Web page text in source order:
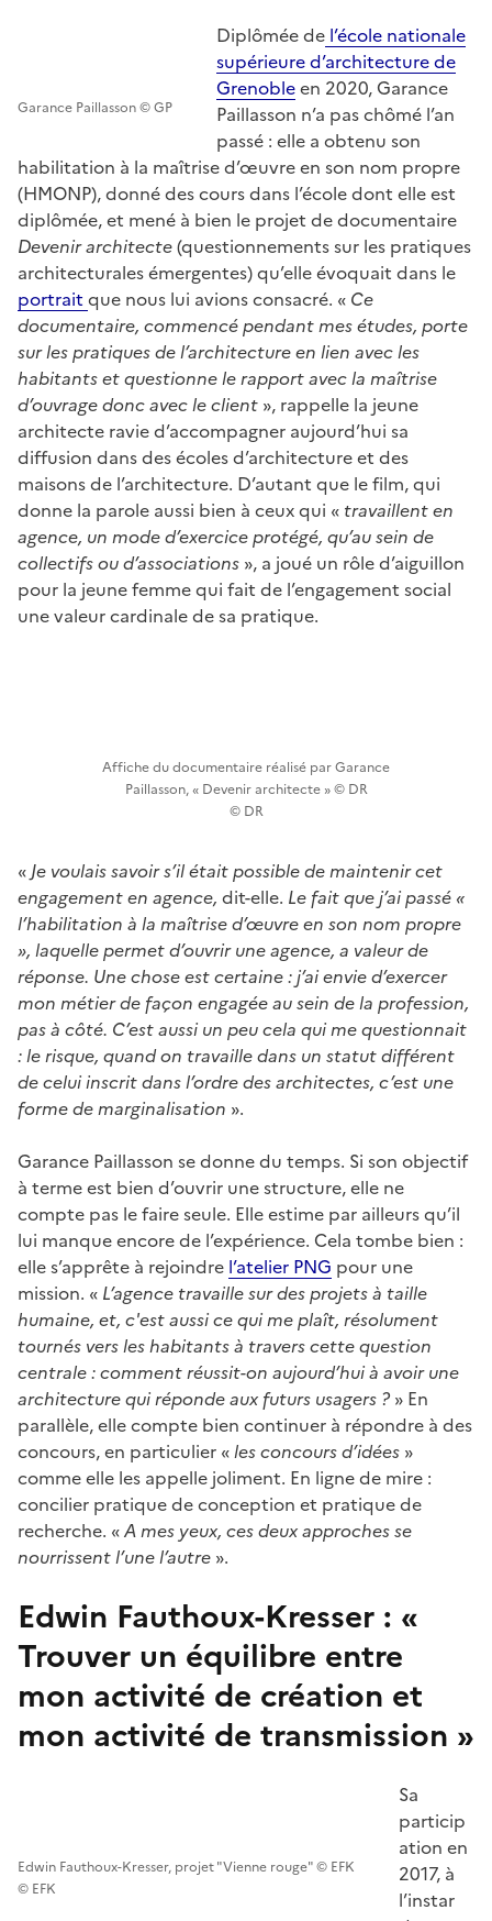
Garance Paillasson © GP
Diplômée de l’école nationale
supérieure d’architecture de
Grenobleen 2020, Garance
Paillasson n’a pas chômé l’an
passé : elle a obtenu son
habilitation à la maîtrise d’œuvre en son nom propre
(HMONP), donné des cours dans l’école dont elle est
diplômée, et mené à bien le projet de documentaire
Devenir architecte(questionnements sur les pratiques
architecturales émergentes) qu’elle évoquait dans le
portrait que nous lui avions consacré. « Ce
documentaire, commencé pendant mes études, porte
sur les pratiques de l’architecture en lien avec les
habitants et questionne le rapport avec la maîtrise
d’ouvrage donc avec le client », rappelle la jeune
architecte ravie d’accompagner aujourd’hui sa
diffusion dans des écoles d’architecture et des
maisons de l’architecture. D’autant que le film, qui
donne la parole aussi bien à ceux qui « travaillent en
agence, un mode d’exercice protégé, qu’au sein de
collectifs ou d’associations », a joué un rôle d’aiguillon
pour la jeune femme qui fait de l’engagement social
une valeur cardinale de sa pratique.
Affiche du documentaire réalisé par Garance
Paillasson, « Devenir architecte » © DR
© DR
« Je voulais savoir s’il était possible de maintenir cet
engagement en agence, dit-elle. Le fait que j’ai passé «
l’habilitation à la maîtrise d’œuvre en son nom propre
», laquelle permet d’ouvrir une agence, a valeur de
réponse. Une chose est certaine : j’ai envie d’exercer
mon métier de façon engagée au sein de la profession,
pas à côté. C’est aussi un peu cela qui me questionnait
: le risque, quand on travaille dans un statut différent
de celui inscrit dans l’ordre des architectes, c’est une
forme de marginalisation ».
Garance Paillasson se donne du temps. Si son objectif
à terme est bien d’ouvrir une structure, elle ne
compte pas le faire seule. Elle estime par ailleurs qu’il
lui manque encore de l’expérience. Cela tombe bien :
elle s’apprête à rejoindre l’atelier PNG pour une
mission. « L’agence travaille sur des projets à taille
humaine, et, c'est aussi ce qui me plaît, résolument
tournés vers les habitants à travers cette question
centrale : comment réussit-on aujourd’hui à avoir une
architecture qui réponde aux futurs usagers ? » En
parallèle, elle compte bien continuer à répondre à des
concours, en particulier «les concours d’idées »
comme elle les appelle joliment. En ligne de mire :
concilier pratique de conception et pratique de
recherche. «A mes yeux, ces deux approches se
nourrissent l’une l’autre ».
Edwin Fauthoux-Kresser : «
Trouver un équilibre entre
mon activité de création et
mon activité de transmission »
Edwin Fauthoux-Kresser, projet "Vienne rouge" © EFK
© EFK
Sa
particip
ation en
2017, à
l’instar